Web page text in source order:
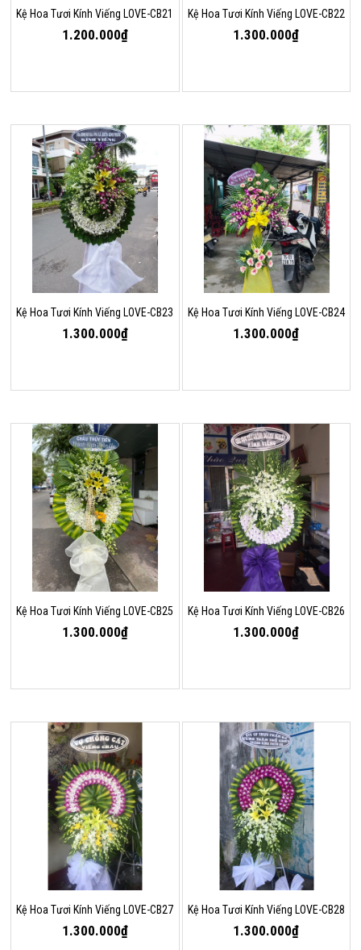
Kệ Hoa Tươi Kính Viếng LOVE-CB21
1.200.000₫
Kệ Hoa Tươi Kính Viếng LOVE-CB22
1.300.000₫
Kệ Hoa Tươi Kính Viếng LOVE-CB23
1.300.000₫
Kệ Hoa Tươi Kính Viếng LOVE-CB24
1.300.000₫
Kệ Hoa Tươi Kính Viếng LOVE-CB25
1.300.000₫
Kệ Hoa Tươi Kính Viếng LOVE-CB26
1.300.000₫
Kệ Hoa Tươi Kính Viếng LOVE-CB27
1.300.000₫
Kệ Hoa Tươi Kính Viếng LOVE-CB28
1.300.000₫